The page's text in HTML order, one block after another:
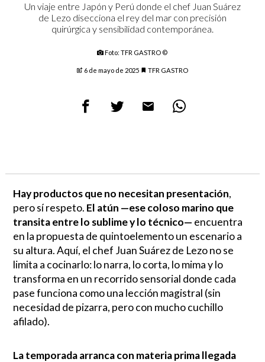
Un viaje entre Japón y Perú donde el chef Juan Suárez
de Lezo disecciona el rey del mar con precisión
quirúrgica y sensibilidad contemporánea.
Foto: TFR GASTRO ©
6 de mayo de 2025 TFR GASTRO
Hay productos que no necesitan presentación,
pero sí respeto. El atún —ese coloso marino que
transita entre lo sublime y lo técnico— encuentra
en la propuesta de quintoelemento un escenario a
su altura. Aquí, el chef Juan Suárez de Lezo no se
limita a cocinarlo: lo narra, lo corta, lo mima y lo
transforma en un recorrido sensorial donde cada
pase funciona como una lección magistral (sin
necesidad de pizarra, pero con mucho cuchillo
afilado).
La temporada arranca con materia prima llegada